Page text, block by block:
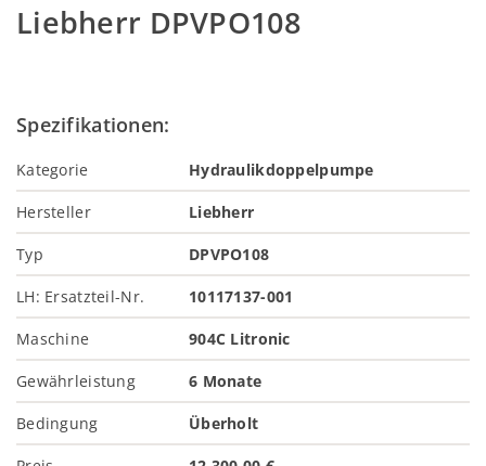
Liebherr DPVPO108
Spezifikationen:
Kategorie Hydraulikdoppelpumpe
Hersteller Liebherr
Typ DPVPO108
LH: Ersatzteil-Nr. 10117137-001
Maschine 904C Litronic
Gewährleistung 6 Monate
Bedingung Überholt